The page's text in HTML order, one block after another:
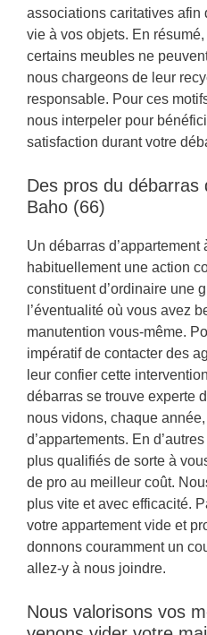
associations caritatives afin
vie à vos objets. En
certains meubles ne
nous chargeons de leur
responsable. Pour ces
nous interpeler pour
satisfaction durant votre
Des pros du débarras
Baho (66)
Un débarras
habituellement une action
constituent d’ordinaire une
l’éventualité où vous avez
manutention vous-même.
impératif de contacter des
leur confier cette
débarras se trouve experte
nous vidons, chaque
d’appartements. En
plus qualifiés de sorte à
de pro au meilleur coût.
plus vite et avec efficacité.
votre appartement vide et
donnons couramment un
allez-y à nous joindre.
Nous valorisons vos